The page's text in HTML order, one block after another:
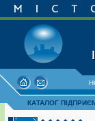
КАТАЛОГ